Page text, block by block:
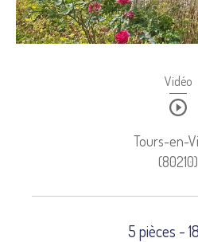
Vidéo
Tours-en-
(80210)
5 pièces -
Pièces
Pièces
AFFINER LES